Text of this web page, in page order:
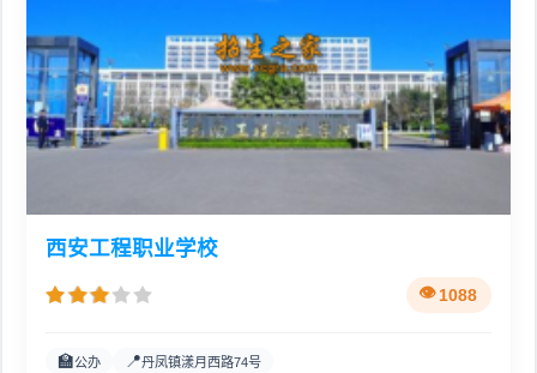
西安工程职业学校
1088
🏫公办 📍丹凤镇漾月西路74号